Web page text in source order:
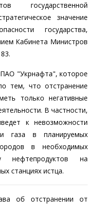
государственной
значение
государства,
Кабинета Министров
"Укрнафта", которое
тем, что отстранение
только негативные
В частности,
к невозможности
газа в планируемых
в необходимых
нефтепродуктов на
станциях истца.
об отстранении от